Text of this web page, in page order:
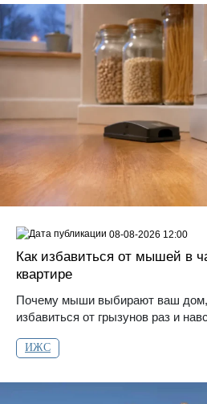
Как избавиться от мышей в
квартире
Почему мыши выбирают ваш дом,
избавиться от грызунов раз и
ИЖС
08-08-2026 12:00